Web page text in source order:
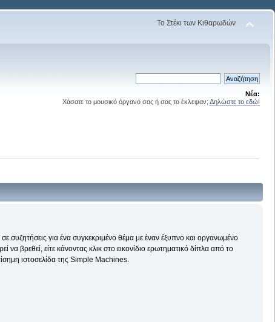
Το Στέκι των Κιθαρωδών
Νέα:
Χάσατε το μουσικό όργανό σας ή σας το έκλεψαν; Δηλώστε το εδώ!
συζητήσεις για ένα συγκεκριμένο θέμα με έναν έξυπνο και οργανωμένο
βρεθεί, είτε κάνοντας κλικ στο εικονίδιο ερωτηματικό δίπλα από το
ιστοσελίδα της Simple Machines.